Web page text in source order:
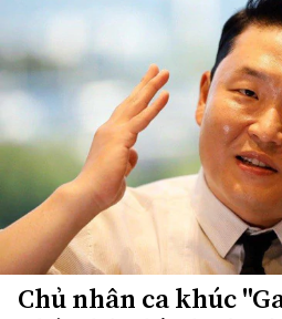
Chủ nhân ca khúc